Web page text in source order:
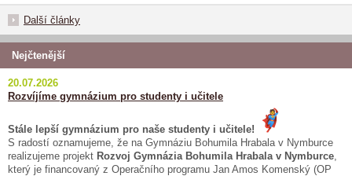
Další články
Nejčtenější
20.07.2026
Rozvíjíme gymnázium pro studenty i učitele
Stále lepší gymnázium pro naše studenty i učitele!
S radostí oznamujeme, že na Gymnáziu Bohumila Hrabala v Nymburce
realizujeme projekt Rozvoj Gymnázia Bohumila Hrabala v Nymburce
který je financovaný z Operačního programu Jan Amos Komenský (OP